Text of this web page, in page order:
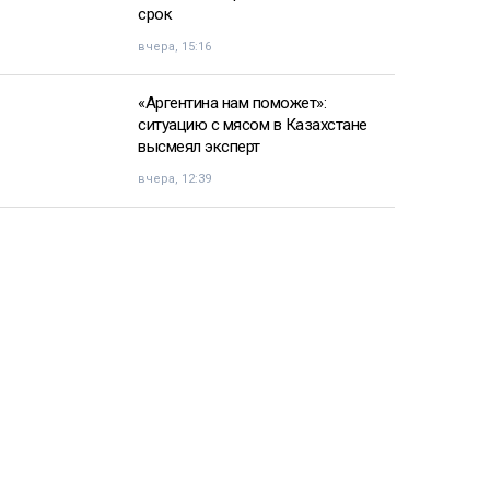
срок
вчера, 15:16
«Аргентина нам поможет»:
ситуацию с мясом в Казахстане
высмеял эксперт
вчера, 12:39